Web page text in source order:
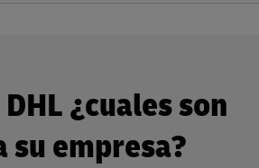
¿cuales son
su empresa?